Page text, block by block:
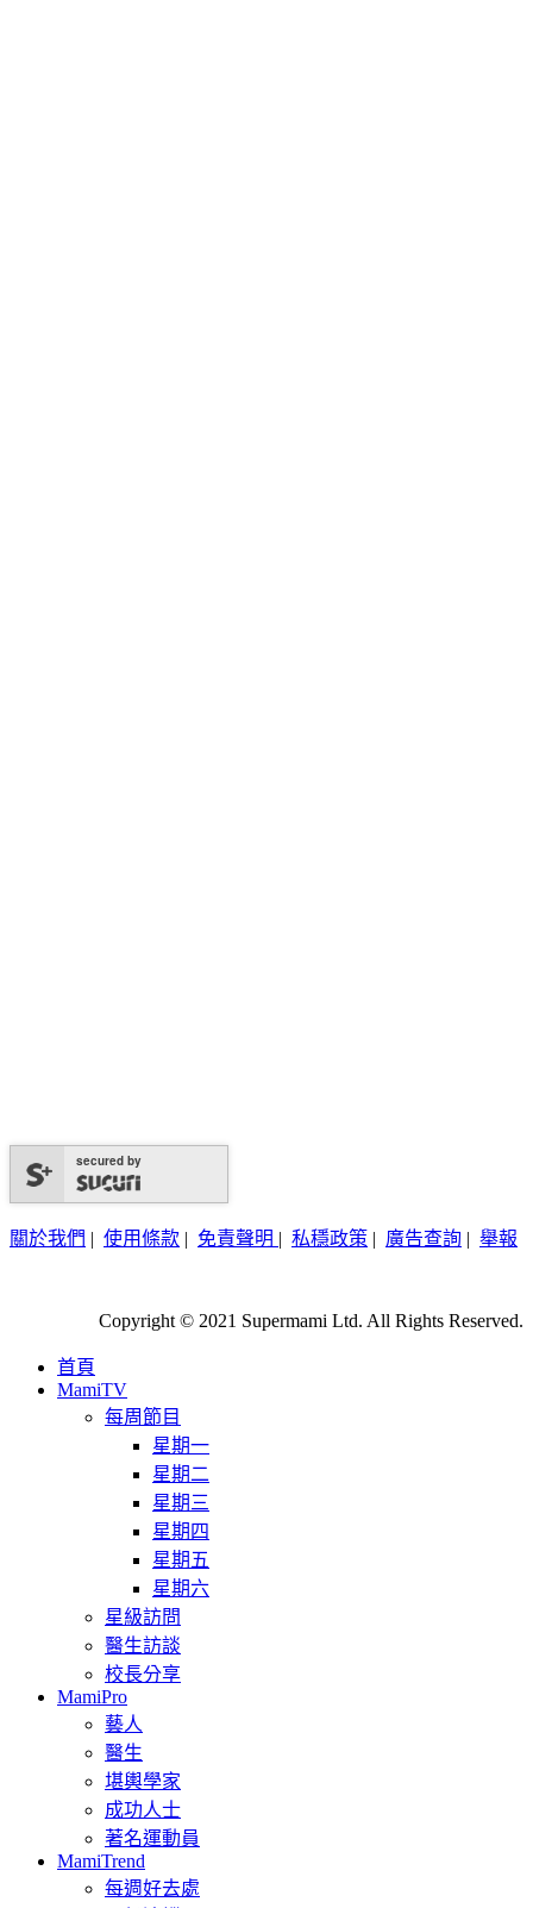
secured by
關於我們 | 使用條款 | 免責聲明 | 私穩政策 | 廣告查詢 | 舉報
Copyright © 2021 Supermami Ltd. All Rights Reserved.
首頁
MamiTV
每周節目
星期一
星期二
星期三
星期四
星期五
星期六
星級訪問
醫生訪談
校長分享
MamiPro
藝人
醫生
堪輿學家
成功人士
著名運動員
MamiTrend
每週好去處